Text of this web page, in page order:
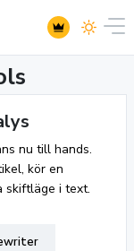
nu till hands.
kör en
skiftläge i text.